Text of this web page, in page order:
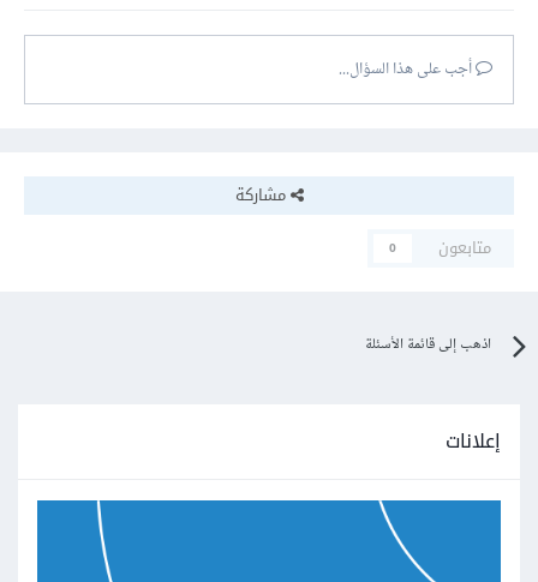
أجب على هذا السؤال...
مشاركة
متابعون
0
اذهب إلى قائمة الأسئلة
إعلانات